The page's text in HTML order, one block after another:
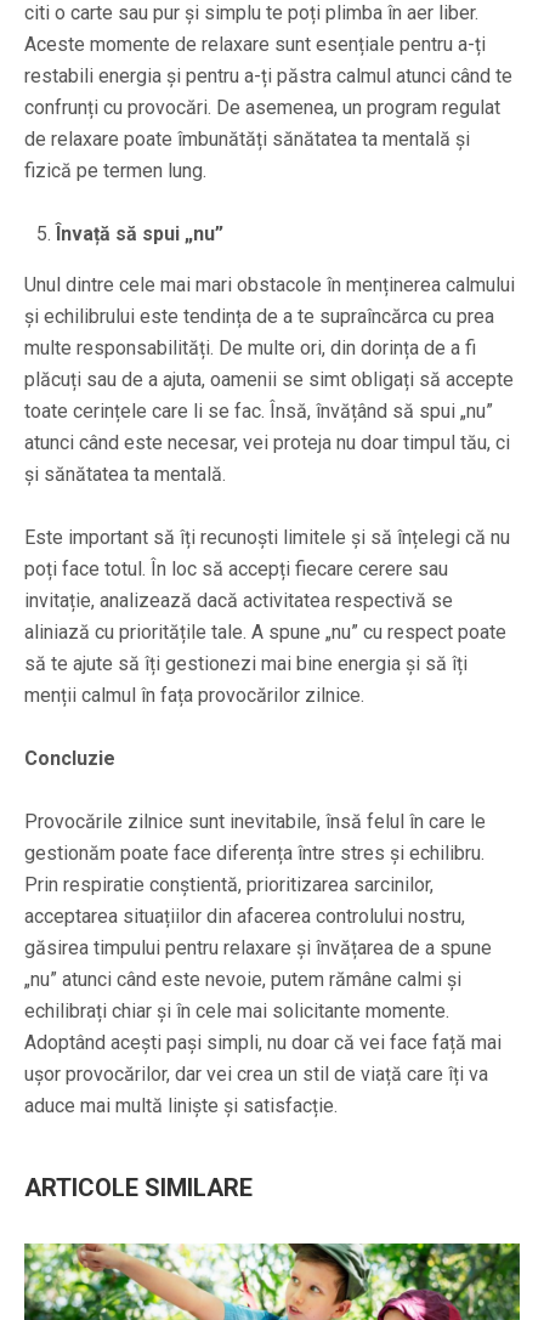
citi o carte sau pur și simplu te poți plimba în aer liber.
Aceste momente de relaxare sunt esențiale pentru a-ți
restabili energia și pentru a-ți păstra calmul atunci când te
confrunți cu provocări. De asemenea, un program regulat
de relaxare poate îmbunătăți sănătatea ta mentală și
fizică pe termen lung.
Învață să spui „nu”
Unul dintre cele mai mari obstacole în menținerea calmului
și echilibrului este tendința de a te supraîncărca cu prea
multe responsabilități. De multe ori, din dorința de a fi
plăcuți sau de a ajuta, oamenii se simt obligați să accepte
toate cerințele care li se fac. Însă, învățând să spui „nu”
atunci când este necesar, vei proteja nu doar timpul tău, ci
și sănătatea ta mentală.
Este important să îți recunoști limitele și să înțelegi că nu
poți face totul. În loc să accepți fiecare cerere sau
invitație, analizează dacă activitatea respectivă se
aliniază cu prioritățile tale. A spune „nu” cu respect poate
să te ajute să îți gestionezi mai bine energia și să îți
menții calmul în fața provocărilor zilnice.
Concluzie
Provocările zilnice sunt inevitabile, însă felul în care le
gestionăm poate face diferența între stres și echilibru.
Prin respiratie conștientă, prioritizarea sarcinilor,
acceptarea situațiilor din afacerea controlului nostru,
găsirea timpului pentru relaxare și învățarea de a spune
„nu” atunci când este nevoie, putem rămâne calmi și
echilibrați chiar și în cele mai solicitante momente.
Adoptând acești pași simpli, nu doar că vei face față mai
ușor provocărilor, dar vei crea un stil de viață care îți va
aduce mai multă liniște și satisfacție.
ARTICOLE SIMILARE